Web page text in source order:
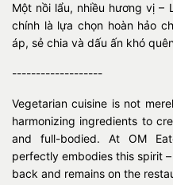
Một nồi lẩu, nhiều hương vị –
chính là lựa chọn hoàn hảo
áp, sẻ chia và dấu ấn khó
-------------------
Vegetarian cuisine is not
harmonizing ingredients to
and full-bodied. At OM
perfectly embodies this spirit
back and remains on the